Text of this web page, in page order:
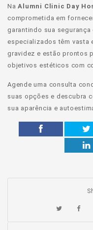
NaAlumni Clinic Day
comprometida em
garantindo sua
especializados têm vasta
gravidez e estão prontos
objetivos estéticos com
Agende uma consulta
suas opções e descubra
sua aparência e